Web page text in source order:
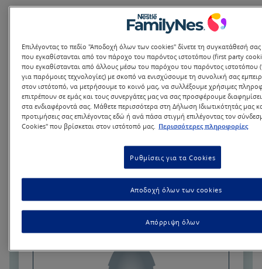
Τα αποτελέσματα της παρούσας
εφαρμογής αποτελούν εκτιμήσεις και βασίζονται στις
πληροφορίες που δίνει ο χρήστης, καθώς και σε
επιστημονικές κατευθυντήριες οδηγίες. Δεν
αντικαθιστούν την ιατρική αξιολόγηση από παιδίατρο
ή επαγγελματία υγείας. Η χρήση γίνεται αποκλειστικά
με ευθύνη του χρήστη.
Επιλέγοντας το πεδίο "Αποδοχή όλων των cookies" δίνετε τη συγκατάθεσή
που εγκαθίστανται από τον πάροχο του παρόντος ιστοτόπου (first party
που εγκαθίστανται από άλλους μέσω του παρόχου του παρόντος ιστοτόπου
για παρόμοιες τεχνολογίες) με σκοπό να ενισχύσουμε τη συνολική σας
στον ιστότοπό, να μετρήσουμε το κοινό μας, να συλλέξουμε χρήσιμες
επιτρέπουν σε εμάς και τους συνεργάτες μας να σας προσφέρουμε
στα ενδιαφέροντά σας. Μάθετε περισσότερα στη Δήλωση Ιδιωτικότητάς μας και
προτιμήσεις σας επιλέγοντας εδώ ή ανά πάσα στιγμή επιλέγοντας τον
Cookies" που βρίσκεται στον ιστότοπό μας. Περισσότερες πληροφορίες
Ρυθμίσεις για τα Cookies
Απόρριψη όλων
Αποδοχή όλων των cookies